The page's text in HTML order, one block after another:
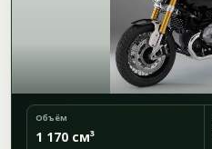
Объём
1 170 см³